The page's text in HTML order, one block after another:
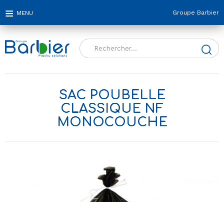
Groupe Barbier
Rechercher :
SAC POUBELLE
CLASSIQUE NF
MONOCOUCHE